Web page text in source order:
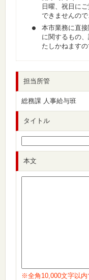
日曜、祝日に
できませんので
本市業務に直
に関するもの
たしかねますの
担当所管
総務課 人事給与班
タイトル
本文
※全角10,000文字以内